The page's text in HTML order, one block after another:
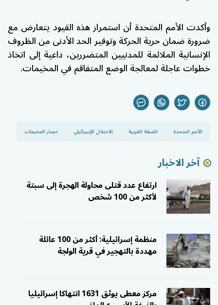
وأكدت الأمم المتحدة أن استمرار هذه القيود يتعارض مع
ضرورة ضمان حرية الحركة وتوفير الحد الأدنى من الظروف
الإنسانية الملائمة للمدنيين المتضررين، داعية إلى اتخاذ
خطوات عاجلة لمعالجة الوضع المتفاقم في المخيمات.
الأمم المتحدة الضفة الغربية الاحتلال الإسرائيلي حصار المخيمات
آخر الاخبار
ارتفاع عدد قتلى محاولة الهجرة إلى سبتة
لأكثر من 100 شخص
منظمة إسرائيلية: أكثر من 100 عائلة
مهددة بالتهجير في قرية الولجة
مركز معطى يوثق 1631 انتهاكا إسرائيليا